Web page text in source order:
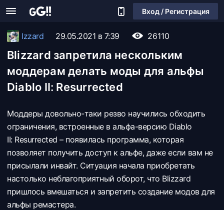
Вход / Регистрация
Izzard 29.05.2021 в 7:39 26110
Blizzard запретила нескольким
моддерам делать моды для альфы
Diablo II: Resurrected
Моддеры довольно-таки резво научились обходить
ограничения, встроенные в альфа-версию Diablo
II: Resurrected – появилась программа, которая
позволяет получить доступ к альфе, даже если вам не
присылали инвайт. Ситуация начала приобретать
настолько неблагоприятный оборот, что Blizzard
пришлось вмешаться и запретить создание модов для
альфы ремастера.